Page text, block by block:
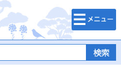
検索・メニュ
ー